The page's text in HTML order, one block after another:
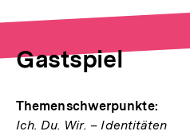
Gastspiel
Themenschwerpunkte:
Ich. Du. Wir. – Identitäten